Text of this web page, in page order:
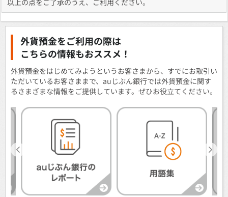
以上の点をご了承のうえ、ご利用ください。
外貨預金をご利用の際は
こちらの情報もおススメ！
外貨預金をはじめてみようというお客さまから、すでにお取引い
ただいているお客さままで、auじぶん銀行では外貨預金に関す
るさまざまな情報をご提供しています。ぜひお役立てください。